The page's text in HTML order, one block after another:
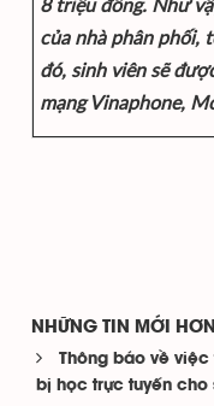
của nhà phân phối,
đó, sinh viên sẽ
mạng Vinaphone,
NHỮNG TIN MỚI HƠN
Thông báo về
bị học trực tuyến cho